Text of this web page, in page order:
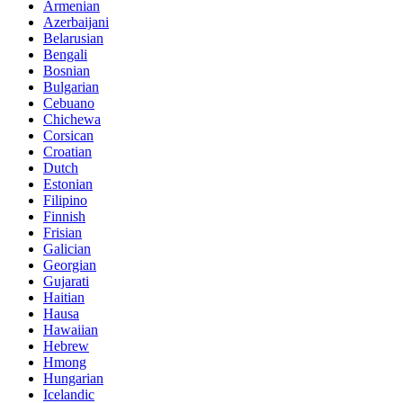
Armenian
Azerbaijani
Belarusian
Bengali
Bosnian
Bulgarian
Cebuano
Chichewa
Corsican
Croatian
Dutch
Estonian
Filipino
Finnish
Frisian
Galician
Georgian
Gujarati
Haitian
Hausa
Hawaiian
Hebrew
Hmong
Hungarian
Icelandic